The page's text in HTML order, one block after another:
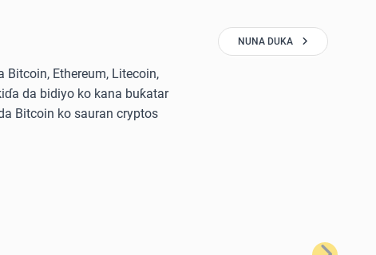
Ethereum, Litecoin,
da bidiyo ko kana buƙatar
Bitcoin ko sauran cryptos
NUNA DUKA